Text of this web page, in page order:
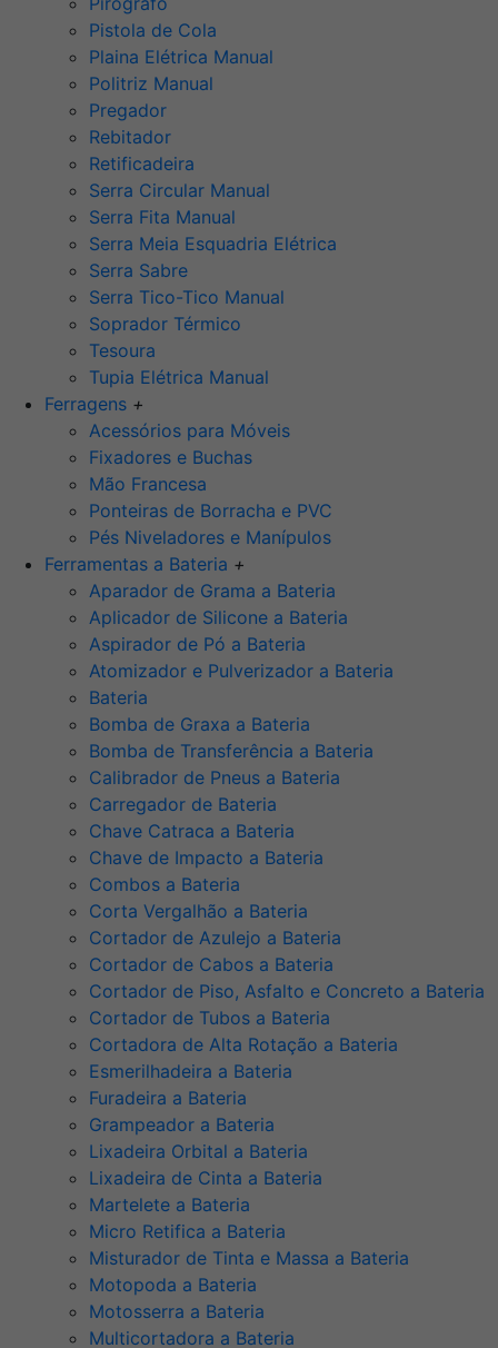
Pistola de Cola
Plaina Elétrica Manual
Politriz Manual
Pregador
Rebitador
Retificadeira
Serra Circular Manual
Serra Fita Manual
Serra Meia Esquadria Elétrica
Serra Sabre
Serra Tico-Tico Manual
Soprador Térmico
Tesoura
Tupia Elétrica Manual
Ferragens +
Acessórios para Móveis
Fixadores e Buchas
Mão Francesa
Ponteiras de Borracha e PVC
Pés Niveladores e Manípulos
Ferramentas a Bateria +
Aparador de Grama a Bateria
Aplicador de Silicone a Bateria
Aspirador de Pó a Bateria
Atomizador e Pulverizador a Bateria
Bateria
Bomba de Graxa a Bateria
Bomba de Transferência a Bateria
Calibrador de Pneus a Bateria
Carregador de Bateria
Chave Catraca a Bateria
Chave de Impacto a Bateria
Combos a Bateria
Corta Vergalhão a Bateria
Cortador de Azulejo a Bateria
Cortador de Cabos a Bateria
Cortador de Piso, Asfalto e Concreto a Bateria
Cortador de Tubos a Bateria
Cortadora de Alta Rotação a Bateria
Esmerilhadeira a Bateria
Furadeira a Bateria
Grampeador a Bateria
Lixadeira Orbital a Bateria
Lixadeira de Cinta a Bateria
Martelete a Bateria
Micro Retifica a Bateria
Misturador de Tinta e Massa a Bateria
Motopoda a Bateria
Motosserra a Bateria
Multicortadora a Bateria